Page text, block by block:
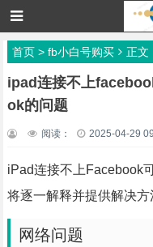
首页> fb小白号购买 正文
ipad连接不上
ok的问题
阅读： 2025-04-29
iPad连接不上Facebook
将逐一解释并提供解决方
网络问题